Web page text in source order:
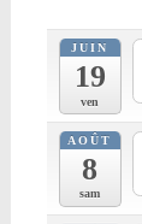
JUIN
19
ven
AOÛT
8
sam